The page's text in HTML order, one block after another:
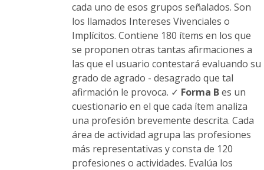
cada uno de esos grupos señalados. Son
los llamados Intereses Vivenciales o
Implícitos. Contiene 180 ítems en los que
se proponen otras tantas afirmaciones a
las que el usuario contestará evaluando su
grado de agrado - desagrado que tal
afirmación le provoca. ✓ Forma Bes un
cuestionario en el que cada ítem analiza
una profesión brevemente descrita. Cada
área de actividad agrupa las profesiones
más representativas y consta de 120
profesiones o actividades. Evalúa los